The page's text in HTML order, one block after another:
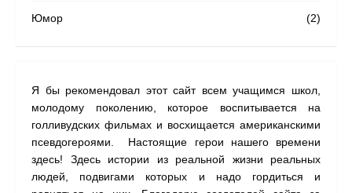
(2)
Юмор
Я бы рекомендовал этот сайт всем учащимся школ,
молодому поколению, которое воспитывается на
голливудских фильмах и восхищается американскими
псевдогероями. Настоящие герои нашего времени
здесь! Здесь истории из реальной жизни реальных
людей, подвигами которых и надо гордиться и